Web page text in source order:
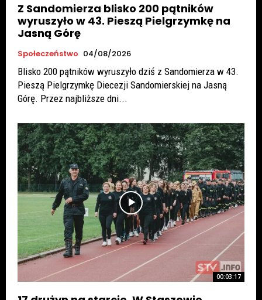
Z Sandomierza blisko 200 pątników
wyruszyło w 43. Pieszą Pielgrzymkę na
Jasną Górę
Społeczeństwo 04/08/2026
Blisko 200 pątników wyruszyło dziś z Sandomierza w 43.
Pieszą Pielgrzymkę Diecezji Sandomierskiej na Jasną
Górę. Przez najbliższe dni...
00:03:17